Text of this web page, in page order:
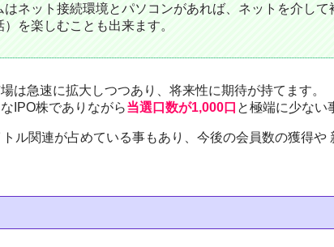
はネット接続環境とパソコンがあれば、ネットを介し
を楽しむことも出来ます。
は急速に拡大 しつつあり、 将来性に期待が持てます。
IPO株でありながら当選口数が1,000口 と極端に少ない
ル関連が占めている事もあり、今後の会員数の獲得